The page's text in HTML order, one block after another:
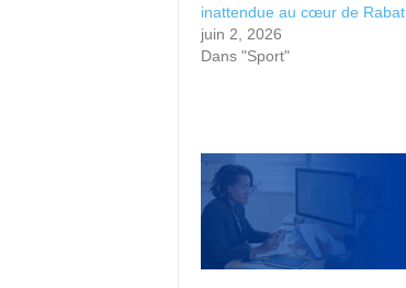
inattendue au cœur de Rabat
juin 2, 2026
Dans "Sport"